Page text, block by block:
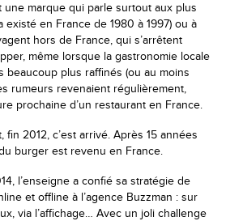
une marque qui parle surtout aux plus
existé en France de 1980 à 1997) ou à
hors de France, qui s’arrêtent
même lorsque la gastronomie locale
beaucoup plus raffinés (ou au moins
rumeurs revenaient régulièrement,
prochaine d’un restaurant en France.
fin 2012, c’est arrivé. Après 15 années
burger est revenu en France.
l’enseigne a confié sa stratégie de
et offline à l’agence Buzzman : sur
via l’affichage… Avec un joli challenge